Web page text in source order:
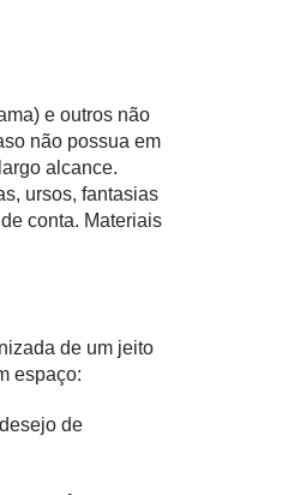
e outros não
não possua em
alcance.
ursos, fantasias
conta. Materiais
de um jeito
espaço:
de